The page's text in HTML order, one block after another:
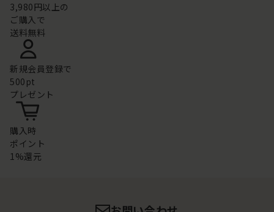
3,980円以上の
ご購入で
送料無料
新規会員登録で
500pt
プレゼント
購入時
ポイント
1%還元